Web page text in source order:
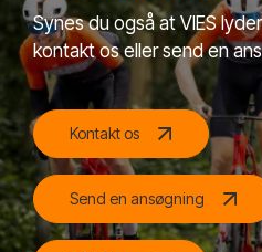
Synes du også at VIES
kontakt os eller send en
Kontakt os
Send en ansøgning